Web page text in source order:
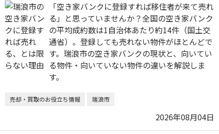
「空き家バンクに登録すれば移住者が来て売れ
る」と思っていませんか？全国の空き家バンク
の平均成約数は1自治体あたり約14件（国土交
通省）。登録しても売れない物件がほとんどで
す。瑞浪市の空き家バンクの現状と、向いてい
る物件・向いていない物件の違いを解説しま
す。
売却・買取のお役立ち情報 瑞浪市
2026年08月04日